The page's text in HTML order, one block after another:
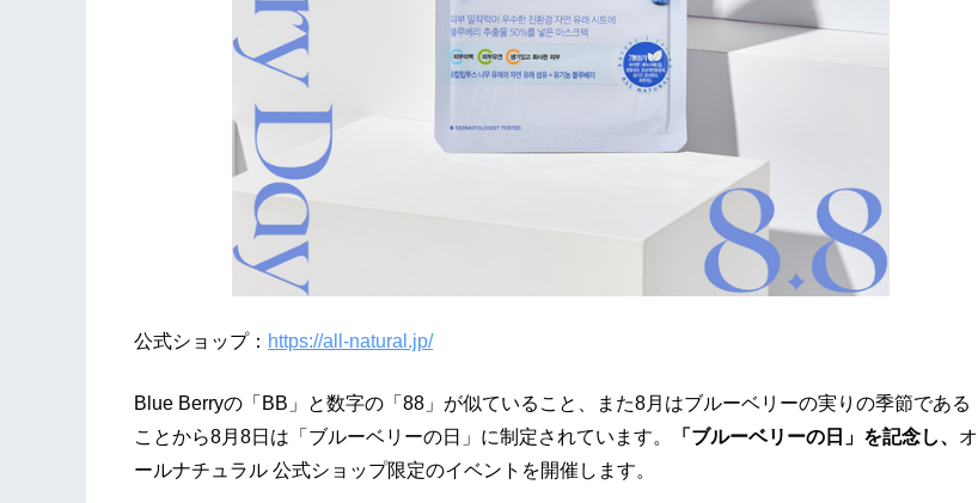
公式ショップ： https://all-natural.jp/
Blue Berryの「BB」と数字の「88」が似ていること、また8月はブルーベリーの実りの季節である
ことから8月8日は「ブルーベリーの日」に制定されています。
「ブルーベリーの日」を記念し、 オ
ールナチュラル 公式ショップ限定のイベントを開催します。